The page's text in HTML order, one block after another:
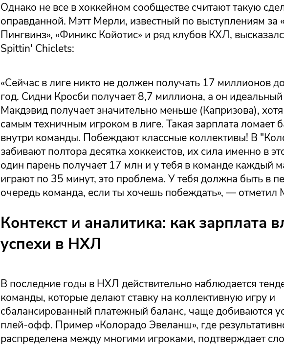
Однако не все в хоккейном сообществе считают такую
оправданной. Мэтт Мерли, известный по выступлениям за
Пингвинз», «Финикс Койотис» и ряд клубов КХЛ,
Spittin' Chiclets:
«Сейчас в лиге никто не должен получать 17 миллионов
год. Сидни Кросби получает 8,7 миллиона, а он идеальный
Макдэвид получает значительно меньше (Капризова), хотя
самым техничным игроком в лиге. Такая зарплата ломает
внутри команды. Побеждают классные коллективы! В
забивают полтора десятка хоккеистов, их сила именно в
один парень получает 17 млн и у тебя в команде каждый
играют по 35 минут, это проблема. У тебя должна быть в
очередь команда, если ты хочешь побеждать», — отметил
Контекст и аналитика: как зарплата
успехи в НХЛ
В последние годы в НХЛ действительно наблюдается
команды, которые делают ставку на коллективную игру и
сбалансированный платежный баланс, чаще добиваются
плей-офф. Пример «Колорадо Эвеланш», где
распределена между многими игроками, подтверждает